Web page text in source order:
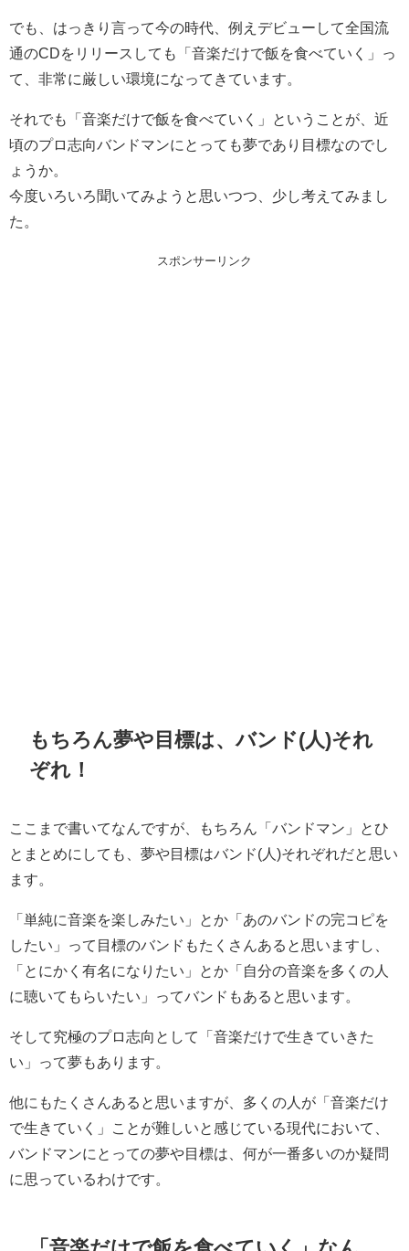
でも、はっきり言って今の時代、例えデビューして全国流
通のCDをリリースしても「音楽だけで飯を食べていく」っ
て、非常に厳しい環境になってきています。
それでも「音楽だけで飯を食べていく」ということが、近
頃のプロ志向バンドマンにとっても夢であり目標なのでし
ょうか。
今度いろいろ聞いてみようと思いつつ、少し考えてみまし
た。
スポンサーリンク
もちろん夢や目標は、バンド(人)それ
ぞれ！
ここまで書いてなんですが、もちろん「バンドマン」とひ
とまとめにしても、夢や目標はバンド(人)それぞれだと思い
ます。
「単純に音楽を楽しみたい」とか「あのバンドの完コピを
したい」って目標のバンドもたくさんあると思いますし、
「とにかく有名になりたい」とか「自分の音楽を多くの人
に聴いてもらいたい」ってバンドもあると思います。
そして究極のプロ志向として「音楽だけで生きていきた
い」って夢もあります。
他にもたくさんあると思いますが、多くの人が「音楽だけ
で生きていく」ことが難しいと感じている現代において、
バンドマンにとっての夢や目標は、何が一番多いのか疑問
に思っているわけです。